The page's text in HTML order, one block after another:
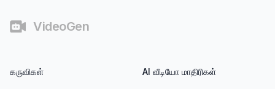
VideoGen
கருவிகள் AI வீடியோ மாதிரிகள்